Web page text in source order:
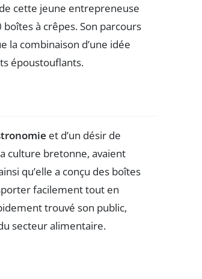
de cette jeune entrepreneuse
à crêpes. Son parcours
combinaison d’une idée
époustouflants.
et d’un désir de
culture bretonne, avaient
qu’elle a conçu des boîtes
facilement tout en
trouvé son public,
secteur alimentaire.